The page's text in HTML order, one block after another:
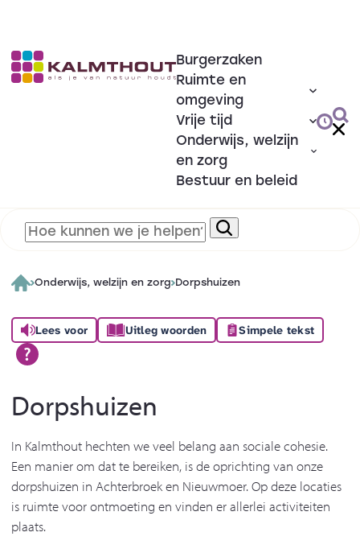
Burgerzaken
Ruimte en
omgeving
Vrije tijd
Onderwijs, welzijn
en zorg
Bestuur en beleid
Onderwijs, welzijn en zorg Dorpshuizen
Lees voor Uitleg woorden Simpele tekst
Dorpshuizen
In Kalmthout hechten we veel belang aan sociale cohesie.
Een manier om dat te bereiken, is de oprichting van onze
dorpshuizen in Achterbroek en Nieuwmoer. Op deze locaties
is ruimte voor ontmoeting en vinden er allerlei activiteiten
plaats.